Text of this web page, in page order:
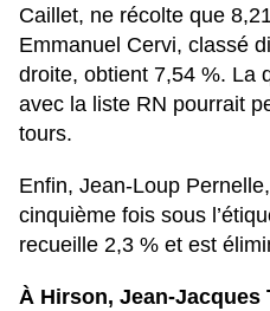
Caillet, ne récolte que
Emmanuel Cervi, classé
droite, obtient 7,54 %. La
avec la liste RN pourrait
tours.
Enfin, Jean-Loup Pernelle
cinquième fois sous
recueille 2,3 % et est
À Hirson, Jean-Jacques